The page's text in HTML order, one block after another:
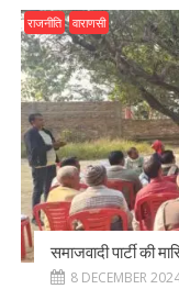
राजनीति वाराणसी
समाजवादी पार्टी की
8 DECEMBER